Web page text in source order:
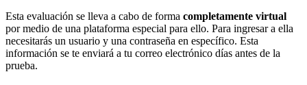
Esta evaluación se lleva a cabo de forma completamente virtual
por medio de una plataforma especial para ello. Para ingresar a ella
necesitarás un usuario y una contraseña en específico. Esta
información se te enviará a tu correo electrónico días antes de la
prueba.